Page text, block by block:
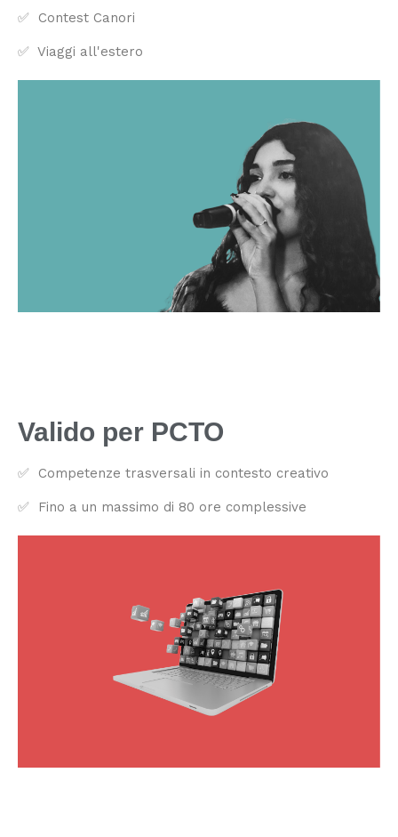
✅ Contest Canori
✅ Viaggi all'estero
Valido per PCTO
✅ Competenze trasversali in contesto creativo
✅ Fino a un massimo di 80 ore complessive